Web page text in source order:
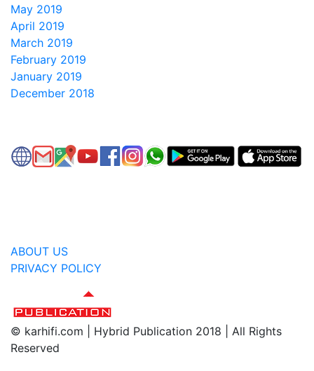
May 2019
April 2019
March 2019
February 2019
January 2019
December 2018
ABOUT US
PRIVACY POLICY
© karhifi.com | Hybrid Publication 2018 | All Rights
Reserved